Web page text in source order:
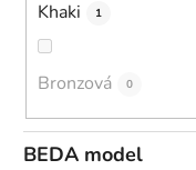
Khaki 1
Bronzová 0
BEDA model